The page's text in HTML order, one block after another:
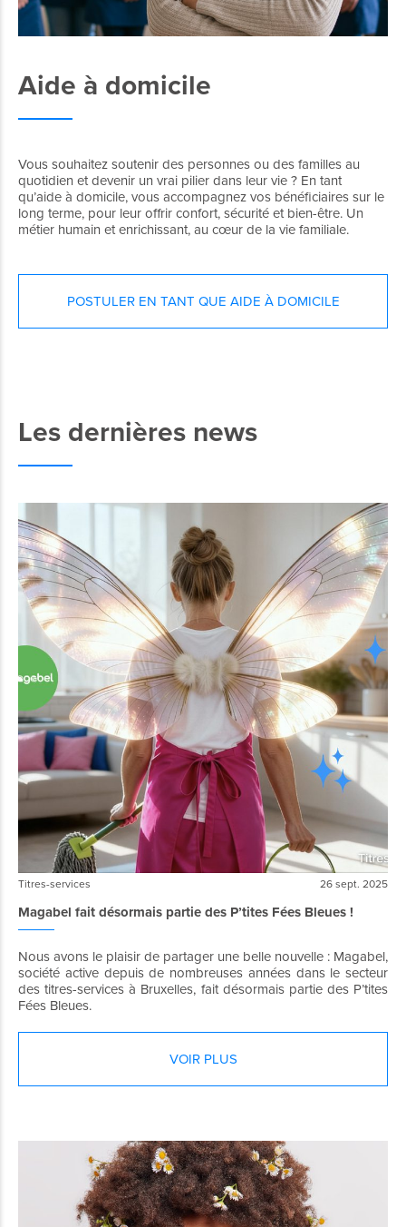
Aide à domicile
Vous souhaitez soutenir des personnes ou des familles au
quotidien et devenir un vrai pilier dans leur vie ? En tant
qu’aide à domicile, vous accompagnez vos bénéficiaires sur le
long terme, pour leur offrir confort, sécurité et bien-être. Un
métier humain et enrichissant, au cœur de la vie familiale.
POSTULER EN TANT QUE AIDE À DOMICILE
Les dernières news
Titres-services 26 sept. 2025
Magabel fait désormais partie des P’tites Fées Bleues !
Nous avons le plaisir de partager une belle nouvelle : Magabel,
société active depuis de nombreuses années dans le secteur
des titres-services à Bruxelles, fait désormais partie des P’tites
Fées Bleues.
VOIR PLUS